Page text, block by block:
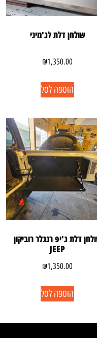
שולחן דלת לג'מיני
₪1,350.00
הוספה לסל
דלת ג'יפ רנגלר רוביקון
JEEP
₪1,350.00
הוספה לסל